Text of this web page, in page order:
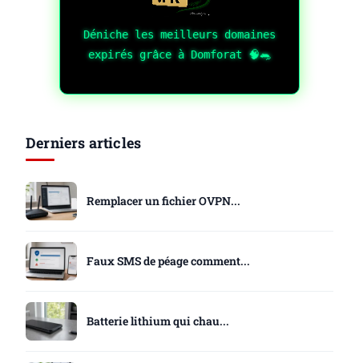
Déniche les meilleurs domaines
expirés grâce à Domforat 🧠🐀
Derniers articles
Remplacer un fichier OVPN...
Faux SMS de péage comment...
Batterie lithium qui chau...